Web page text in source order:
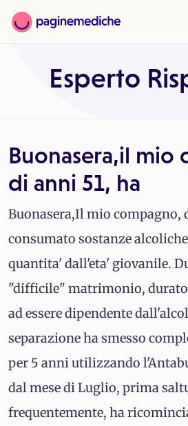
Esperto
Buonasera,il mio
di anni 51, ha
Buonasera,Il mio compagno,
consumato sostanze
quantita' dall'eta' giovanile.
"difficile" matrimonio,
ad essere dipendente
separazione ha smesso
per 5 anni utilizzando
dal mese di Luglio, prima
frequentemente, ha